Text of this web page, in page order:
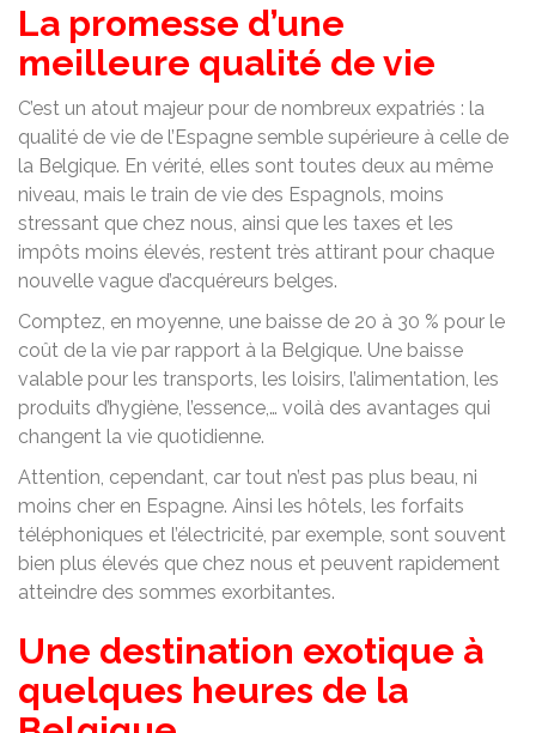
La promesse d’une
meilleure qualité de vie
C’est un atout majeur pour de nombreux expatriés : la
qualité de vie de l’Espagne semble supérieure à celle de
la Belgique. En vérité, elles sont toutes deux au même
niveau, mais le train de vie des Espagnols, moins
stressant que chez nous, ainsi que les taxes et les
impôts moins élevés, restent très attirant pour chaque
nouvelle vague d’acquéreurs belges.
Comptez, en moyenne, une baisse de 20 à 30 % pour le
coût de la vie par rapport à la Belgique. Une baisse
valable pour les transports, les loisirs, l’alimentation, les
produits d’hygiène, l’essence,… voilà des avantages qui
changent la vie quotidienne.
Attention, cependant, car tout n’est pas plus beau, ni
moins cher en Espagne. Ainsi les hôtels, les forfaits
téléphoniques et l’électricité, par exemple, sont souvent
bien plus élevés que chez nous et peuvent rapidement
atteindre des sommes exorbitantes.
Une destination exotique à
quelques heures de la